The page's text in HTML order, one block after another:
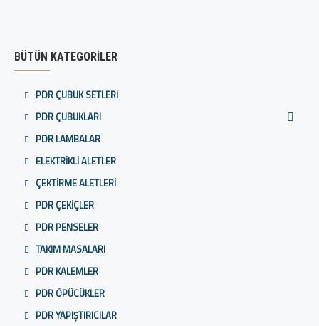
BÜTÜN KATEGORILER
PDR ÇUBUK SETLERI
PDR ÇUBUKLARI
PDR LAMBALAR
ELEKTRIKLI ALETLER
ÇEKTIRME ALETLERI
PDR ÇEKIÇLER
PDR PENSELER
TAKIM MASALARI
PDR KALEMLER
PDR ÖPÜCÜKLER
PDR YAPIŞTIRICILAR